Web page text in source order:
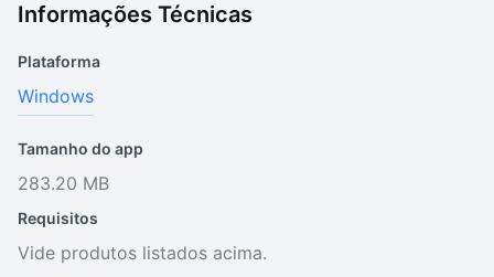
Informações Técnicas
Plataforma
Windows
Tamanho do app
283.20 MB
Requisitos
Vide produtos listados acima.